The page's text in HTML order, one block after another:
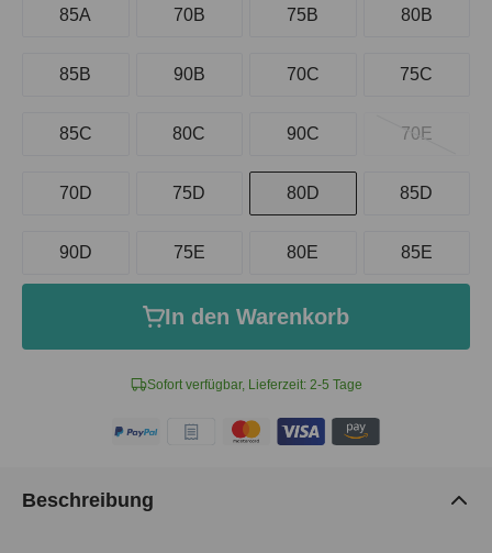
Sofort verfügbar, Lieferzeit: 2-5 Tage
85A 70B 75B 80B
85B 90B 70C 75C
85C 80C 90C 70E
70D 75D 80D 85D
90D 75E 80E 85E
In den Warenkorb
Beschreibung